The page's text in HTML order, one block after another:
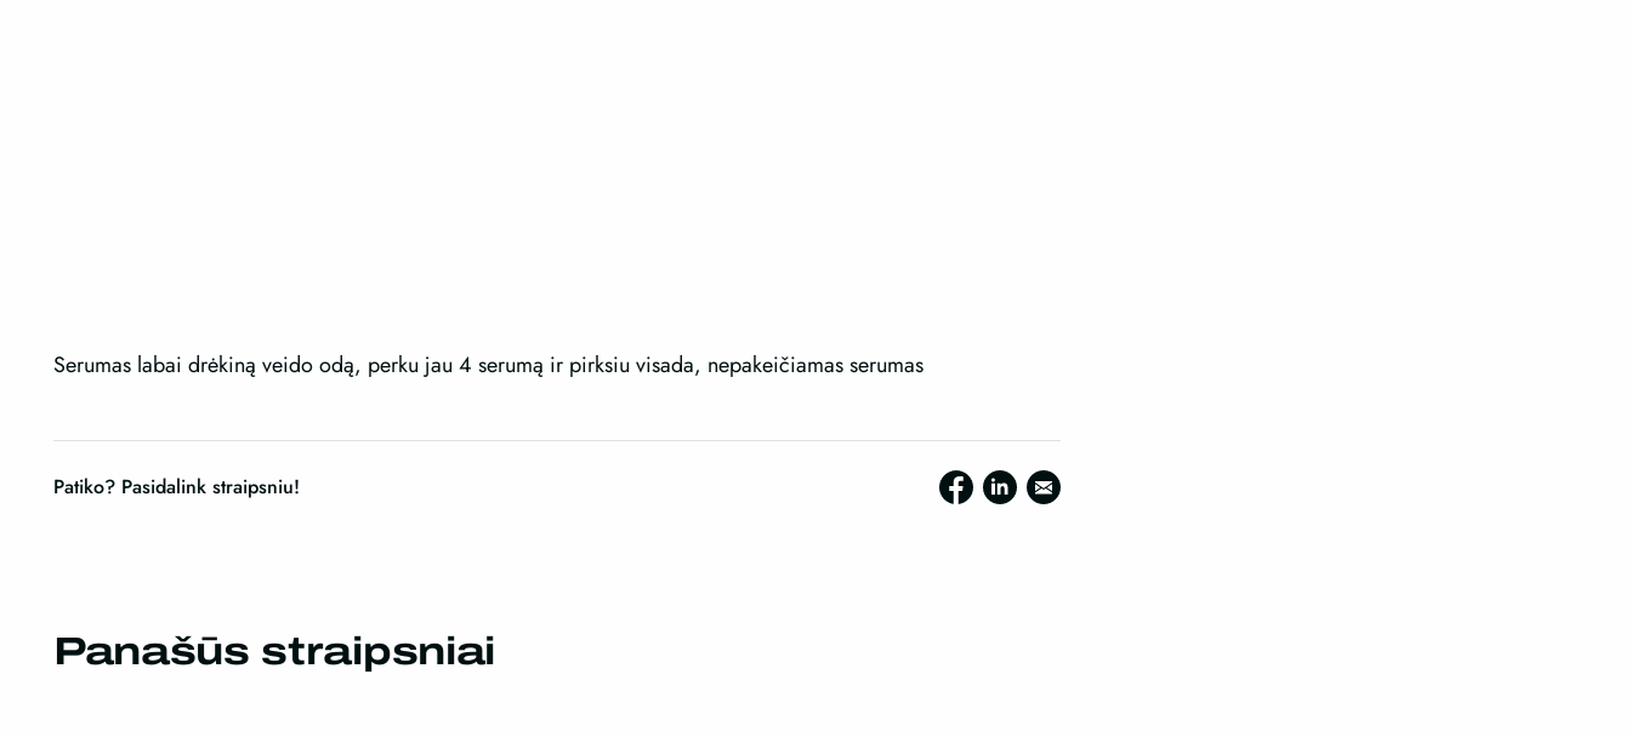
Serumas labai drėkiną veido odą, perku jau 4 serumą ir pirksiu visada, nepakeičiamas serumas
Patiko? Pasidalink straipsniu!
Panašūs straipsniai